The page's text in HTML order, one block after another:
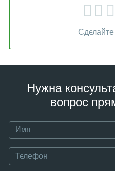
Нужна
вопрос